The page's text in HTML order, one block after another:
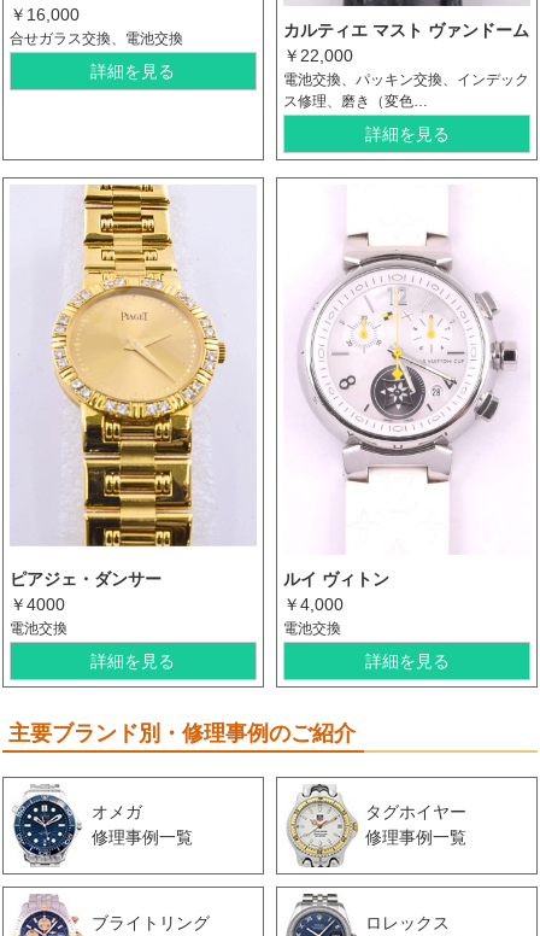
￥16,000
合せガラス交換、電池交換
詳細を見る
カルティエ マスト ヴァンドーム
￥22,000
電池交換、パッキン交換、インデック
ス修理、磨き（変色…
詳細を見る
ピアジェ・ダンサー
￥4000
電池交換
詳細を見る
ルイ ヴィトン
￥4,000
電池交換
詳細を見る
主要ブランド別・修理事例のご紹介
オメガ
修理事例一覧
タグホイヤー
修理事例一覧
ブライトリング
ロレックス